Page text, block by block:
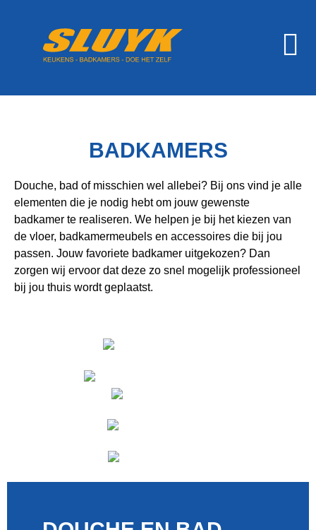
BADKAMERS
Douche, bad of misschien wel allebei? Bij ons vind je alle
elementen die je nodig hebt om jouw gewenste
badkamer te realiseren. We helpen je bij het kiezen van
de vloer, badkamermeubels en accessoires die bij jou
passen. Jouw favoriete badkamer uitgekozen? Dan
zorgen wij ervoor dat deze zo snel mogelijk professioneel
bij jou thuis wordt geplaatst.